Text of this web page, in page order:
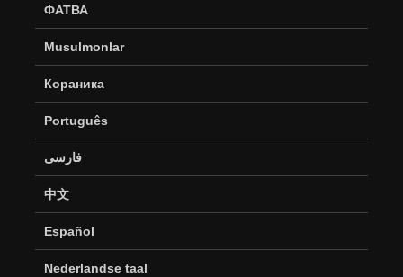
ФАТВА
Musulmonlar
Кораника
Português
فارسی
中文
Español
Nederlandse taal